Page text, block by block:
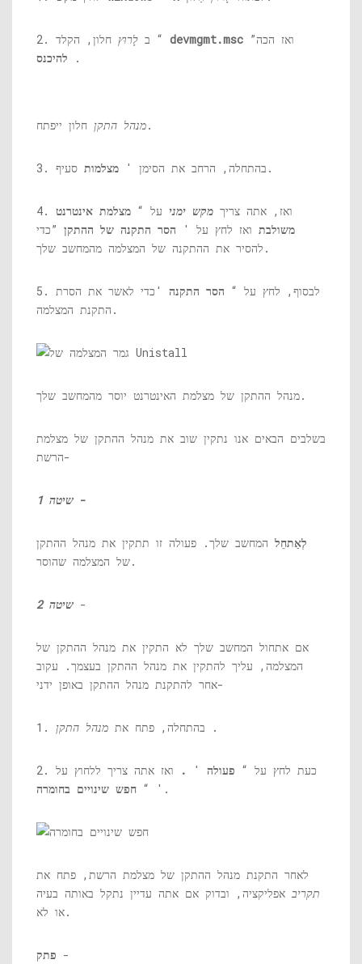
2. ב לָרוּץ חלון, הקלד “ devmgmt.msc
”ואז הכה
להיכנס .
מנהל התקןחלון ייפתח.
3. בהתחלה, הרחב את הסימן ' מצלמות סעיף.
4. ואז, אתה צריך מקש ימני על “ מצלמת אינטרנט
משולבת ואז לחץ על ' הסר התקנה של ההתקן ”כדי
להסיר את ההתקנה של המצלמה מהמחשב שלך.
5. לבסוף, לחץ על “ הסר התקנה 'כדי לאשר את הסרת
התקנת המצלמה.
מנהל ההתקן של מצלמת האינטרנט יוסר מהמחשב שלך.
בשלבים הבאים אנו נתקין שוב את מנהל ההתקן של מצלמת
הרשת-
שיטה 1 -
לְאַתחֵל המחשב שלך. פעולה זו תתקין את מנהל ההתקן
של המצלמה שהוסר.
שיטה 2 -
אם אתחול המחשב שלך לא התקין את מנהל ההתקן של
המצלמה, עליך להתקין את מנהל ההתקן בעצמך. עקוב
אחר להתקנת מנהל ההתקן באופן ידני-
1. בהתחלה, פתח את מנהל התקן .
2. כעת לחץ על “ פעולה '
.
ואז אתה צריך ללחוץ על
“ חפש שינויים בחומרה '.
לאחר התקנת מנהל ההתקן של מצלמת הרשת, פתח את
תקריב אפליקציה, ובדוק אם אתה עדיין נתקל באותה בעיה
או לא.
פתק -